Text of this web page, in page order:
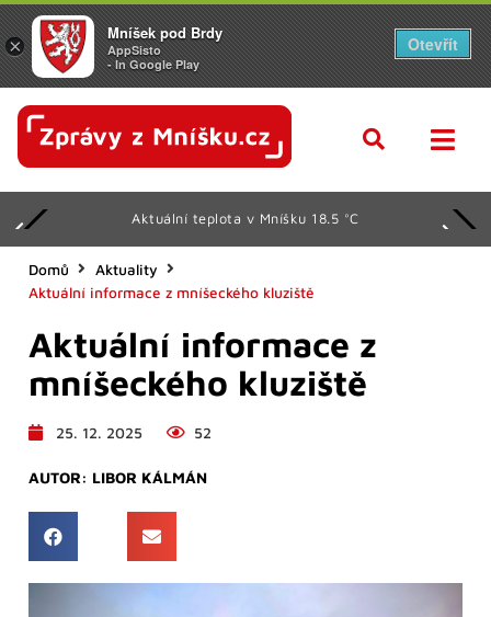
Aktuální teplota v Mníšku 18.5 °C
Domů
Aktuality
Aktuální informace z mníšeckého kluziště
Aktuální informace z
mníšeckého kluziště
25. 12. 2025 52
AUTOR: LIBOR KÁLMÁN
×
Mníšek pod Brdy
AppSisto
- In Google Play
Otevřít